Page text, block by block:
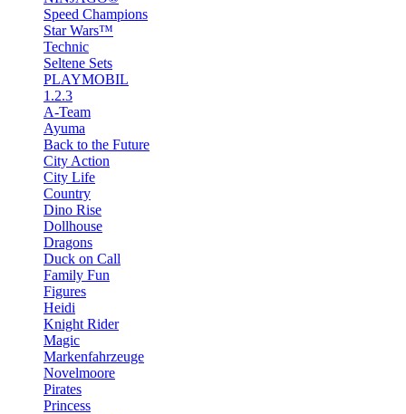
Speed Champions
Star Wars™
Technic
Seltene Sets
PLAYMOBIL
1.2.3
A-Team
Ayuma
Back to the Future
City Action
City Life
Country
Dino Rise
Dollhouse
Dragons
Duck on Call
Family Fun
Figures
Heidi
Knight Rider
Magic
Markenfahrzeuge
Novelmoore
Pirates
Princess